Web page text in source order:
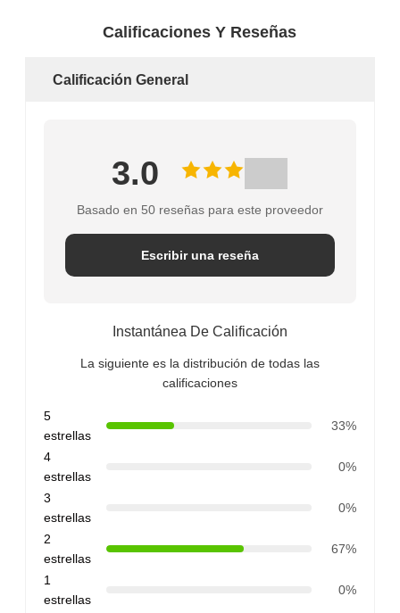
Calificaciones Y Reseñas
Calificación General
3.0
Basado en 50 reseñas para este proveedor
Escribir una reseña
Instantánea De Calificación
La siguiente es la distribución de todas las
calificaciones
5
estrellas
33%
4
estrellas
0%
3
estrellas
0%
2
estrellas
67%
1
estrellas
0%